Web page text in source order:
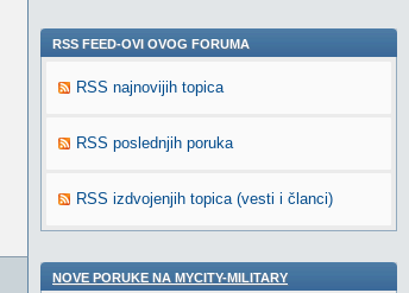
RSS FEED-OVI OVOG FORUMA
RSS najnovijih topica
RSS poslednjih poruka
RSS izdvojenjih topica (vesti i članci)
NOVE PORUKE NA MYCITY-MILITARY